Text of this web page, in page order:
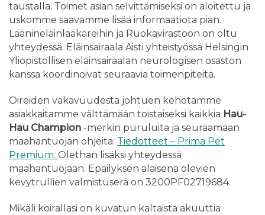
taustalla. Toimet asian selvittämiseksi on aloitettu ja
uskomme saavamme lisää informaatiota pian.
Läänineläinlääkäreihin ja Ruokavirastoon on oltu
yhteydessä. Eläinsairaala Aisti yhteistyössä Helsingin
Yliopistollisen eläinsairaalan neurologisen osaston
kanssa koordinoivat seuraavia toimenpiteitä.
Oireiden vakavuudesta johtuen kehotamme
asiakkaitamme välttämään toistaiseksi kaikkia Hau-
Hau Champion -merkin puruluita ja seuraamaan
maahantuojan ohjeita: Tiedotteet – Prima Pet
Premium. Olethan lisäksi yhteydessä
maahantuojaan. Epäilyksen alaisena olevien
kevytrullien valmistuserä on 3200PF02719684.
Mikäli koirallasi on kuvatun kaltaista akuuttia